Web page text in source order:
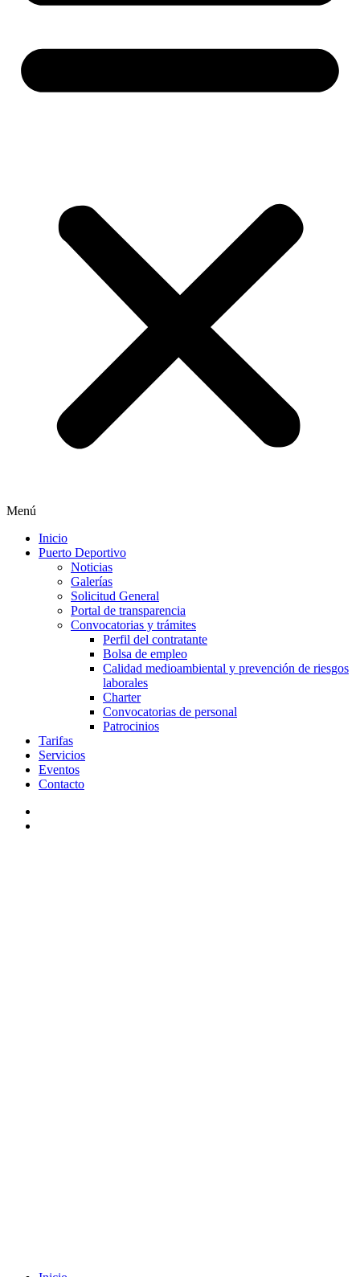
Menú
Inicio
Puerto Deportivo
Noticias
Galerías
Solicitud General
Portal de transparencia
Convocatorias y trámites
Perfil del contratante
Bolsa de empleo
Calidad medioambiental y prevención de riesgos
laborales
Charter
Convocatorias de personal
Patrocinios
Tarifas
Servicios
Eventos
Contacto